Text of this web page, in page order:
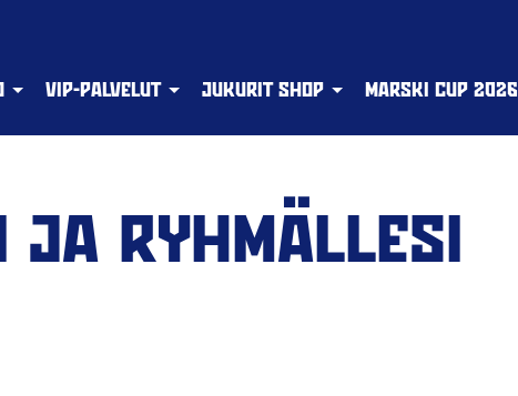
VIP-PALVELUT JUKURIT SHOP MARSKI CUP 2026
RYHMÄLLESI